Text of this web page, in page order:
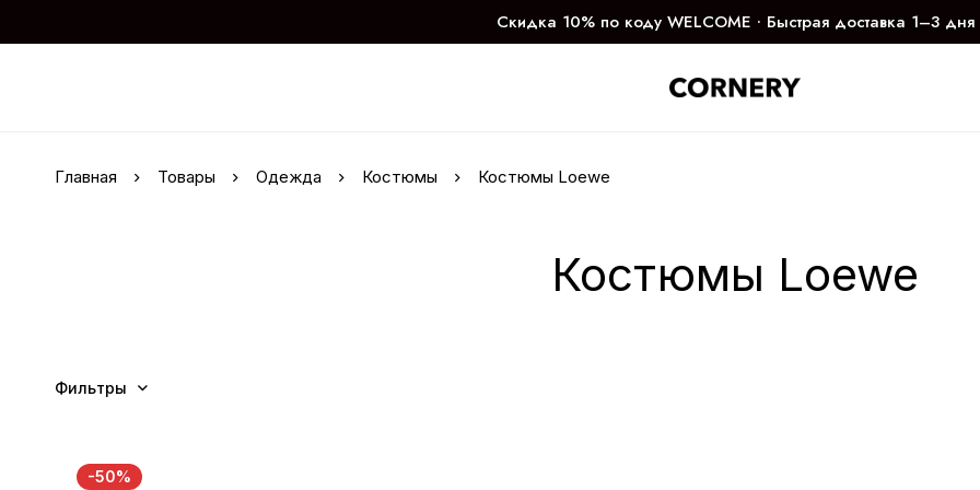
Скидка 10% по коду WELCOME ∙ Быстрая доставка 1–3 дня
Главная Товары Одежда Костюмы Костюмы Loewe
Костюмы Loewe
Фильтры
-50%